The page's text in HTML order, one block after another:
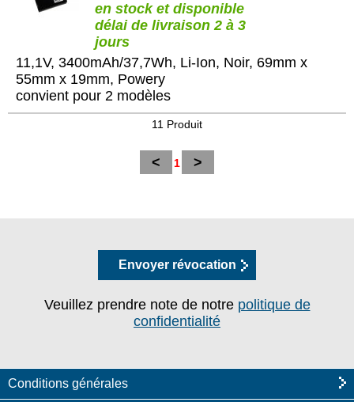
en stock et disponible
délai de livraison 2 à 3
jours
11,1V, 3400mAh/37,7Wh, Li-Ion, Noir, 69mm x
55mm x 19mm, Powery
convient pour 2 modèles
11 Produit
< 1 >
Envoyer révocation
Veuillez prendre note de notre politique de
confidentialité
Conditions générales